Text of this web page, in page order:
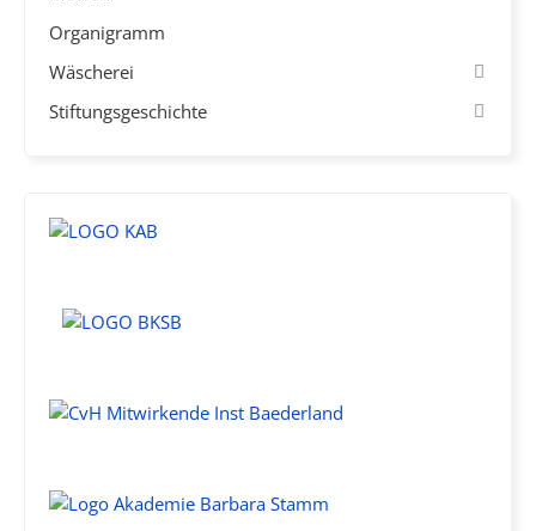
Organigramm
Wäscherei
Stiftungsgeschichte